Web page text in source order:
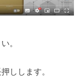
。
しします。